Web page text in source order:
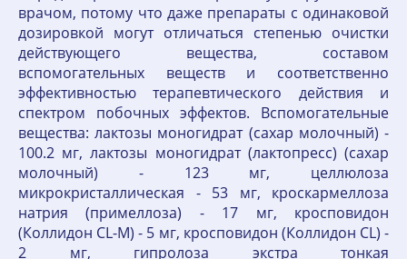
врачом, потому что даже препараты с одинаковой
дозировкой могут отличаться степенью очистки
действующего вещества, составом
вспомогательных веществ и соответственно
эффективностью терапевтического действия и
спектром побочных эффектов. Вспомогательные
вещества: лактозы моногидрат (сахар молочный) -
100.2 мг, лактозы моногидрат (лактопресс) (сахар
молочный) - 123 мг, целлюлоза
микрокристаллическая - 53 мг, кроскармеллоза
натрия (примеллоза) - 17 мг, кросповидон
(Коллидон CL-M) - 5 мг, кросповидон (Коллидон CL) -
2 мг, гипролоза экстра тонкая